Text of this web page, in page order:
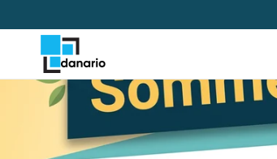
al contenido